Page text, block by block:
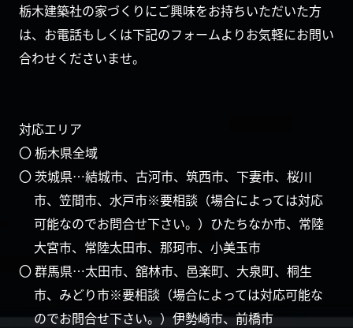
栃木建築社の家づくりにご興味をお持ちいただいた方
は、お電話もしくは下記のフォームよりお気軽にお問い
合わせくださいませ。
対応エリア
〇 栃木県全域
〇 茨城県…結城市、古河市、筑西市、下妻市、桜川
市、笠間市、水戸市※要相談（場合によっては対応
可能なのでお問合せ下さい。）ひたちなか市、常陸
大宮市、常陸太田市、那珂市、小美玉市
〇 群馬県…太田市、舘林市、邑楽町、大泉町、桐生
市、みどり市※要相談（場合によっては対応可能な
のでお問合せ下さい。）伊勢崎市、前橋市